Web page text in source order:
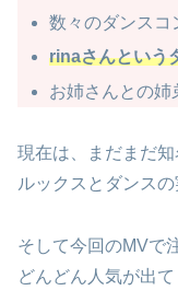
数々のダンスコ
rinaさんという
お姉さんとの姉
現在は、まだまだ
ルックスとダンスの
そして今回のMVで
どんどん人気が出